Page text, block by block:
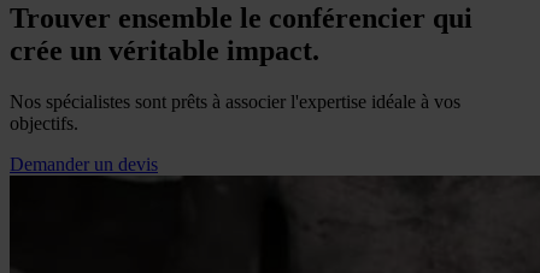
Trouver ensemble le conférencier qui
crée un véritable impact.
Nos spécialistes sont prêts à associer l'expertise idéale à vos
objectifs.
Demander un devis